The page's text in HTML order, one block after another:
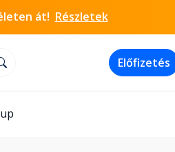
át! Részletek
Előfizetés